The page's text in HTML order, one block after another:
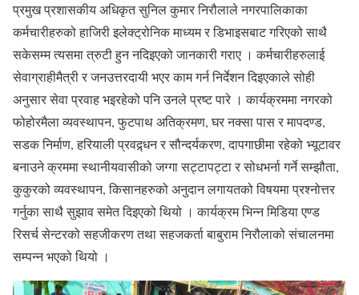
प्रमुख प्रशासकीय अधिकृत सुनिल कुमार निरौलाले नगरपालिकाका
कर्मचारीहरुको हाजिरी इलेक्ट्रोनिक माध्यम र डिभाइसबाट गरिएको साथै
सकेसम्म त्यसमा त्रुटी हुन नदिइएको जानकारी गराए । कर्मचारीहरुलाई
सेवाग्राहीमैत्री र जनउत्तरदायी भएर काम गर्न निर्देशन दिइएकाले सोही
अनुसार सेवा प्रवाह भइरहेको पनि उनले प्रष्ट पारे । कार्यक्रममा नगरको
फोहोरमैला व्यवस्थापन, फुटपाथ अतिक्रमण, घर नक्सा पास र मापदण्ड,
सडक निर्माण, हरियाली प्रवद्र्धन र सौन्दर्यकरण, दापगाछीमा रहेको भ्यूटावर
बनाउने क्रममा स्थानीयवासीको जग्गा सट्टापट्टा र सोधभर्ना गर्ने सम्झौता,
कुकुरको व्यवस्थापन, किसानहरुको अनुदान लगायतको विषयमा प्रश्नोत्तर
गर्नुका साथै सुझाव समेत दिइएको थियो । कार्यक्रम भिन्न मिडिया एण्ड
रिसर्च सेन्टरको सहजीकरण तथा सहजकर्ता बाबुराम निरौलाको संचालनमा
सम्पन्न भएको थियो ।